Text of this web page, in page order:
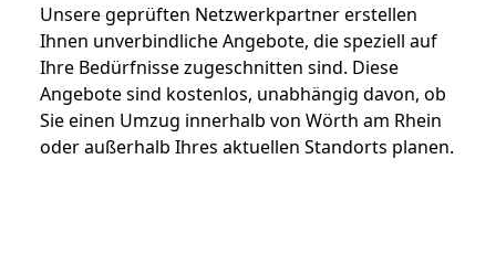
Unsere geprüften Netzwerkpartner erstellen
Ihnen unverbindliche Angebote, die speziell auf
Ihre Bedürfnisse zugeschnitten sind. Diese
Angebote sind kostenlos, unabhängig davon, ob
Sie einen Umzug innerhalb von Wörth am Rhein
oder außerhalb Ihres aktuellen Standorts planen.